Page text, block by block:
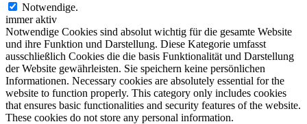
Notwendige.
immer aktiv
Notwendige Cookies sind absolut wichtig für die gesamte Website
und ihre Funktion und Darstellung. Diese Kategorie umfasst
ausschließlich Cookies die die basis Funktionalität und Darstellung
der Website gewährleisten. Sie speichern keine persönlichen
Informationen. Necessary cookies are absolutely essential for the
website to function properly. This category only includes cookies
that ensures basic functionalities and security features of the website.
These cookies do not store any personal information.